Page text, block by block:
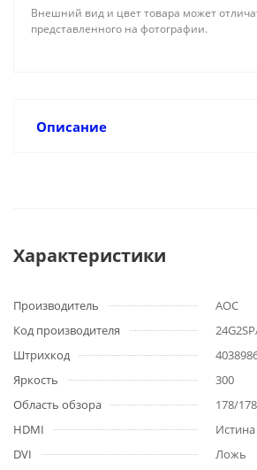
Внешний вид и цвет товара может
представленного на фотографии.
Описание
Характеристики
Производитель
AOC
Код производителя
Штрихкод
Яркость
300
Область обзора
178/178
HDMI
Истина
DVI
Ложь